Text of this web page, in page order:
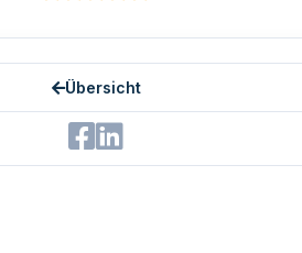
Übersicht